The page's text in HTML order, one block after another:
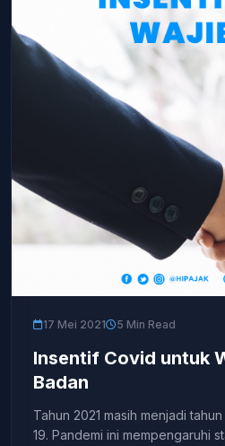
17 Mei 2021 5 Min Read
Insentif Covid untuk
Badan
Tahun 2021 masih menjadi
19. Pandemi ini mempengaruhi